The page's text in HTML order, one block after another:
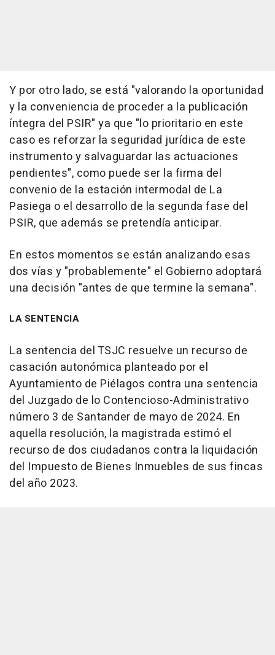
Y por otro lado, se está "valorando la oportunidad
y la conveniencia de proceder a la publicación
íntegra del PSIR" ya que "lo prioritario en este
caso es reforzar la seguridad jurídica de este
instrumento y salvaguardar las actuaciones
pendientes", como puede ser la firma del
convenio de la estación intermodal de La
Pasiega o el desarrollo de la segunda fase del
PSIR, que además se pretendía anticipar.
En estos momentos se están analizando esas
dos vías y "probablemente" el Gobierno adoptará
una decisión "antes de que termine la semana".
LA SENTENCIA
La sentencia del TSJC resuelve un recurso de
casación autonómica planteado por el
Ayuntamiento de Piélagos contra una sentencia
del Juzgado de lo Contencioso-Administrativo
número 3 de Santander de mayo de 2024. En
aquella resolución, la magistrada estimó el
recurso de dos ciudadanos contra la liquidación
del Impuesto de Bienes Inmuebles de sus fincas
del año 2023.